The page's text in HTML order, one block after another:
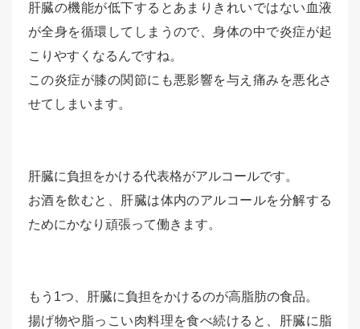
肝臓の機能が低下するとあまりきれいではない血液
が全身を循環してしまうので、身体の中で炎症が起
こりやすくなるんですね。
この炎症が膝の関節にも悪影響を与え痛みを悪化さ
せてしまいます。
肝臓に負担をかける代表格がアルコールです。
お酒を飲むと、肝臓は体内のアルコールを分解する
ためにかなり頑張って働きます。
もう1つ、肝臓に負担をかけるのが高脂肪の食品。
揚げ物や脂っこい肉料理を食べ続けると、肝臓に脂